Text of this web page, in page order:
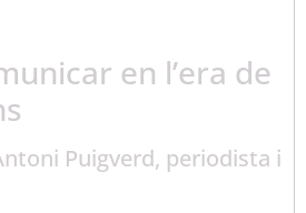
en l’era de
Puigverd, periodista i